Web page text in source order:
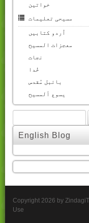
خواتین
مسیحی تعلیمات
اُردو کتابیں
معجزات المسیح
نجات
خُدا
بائبل مُقدس
یسوع ألمسیح
English Blog
Copyright 2026 by
Use